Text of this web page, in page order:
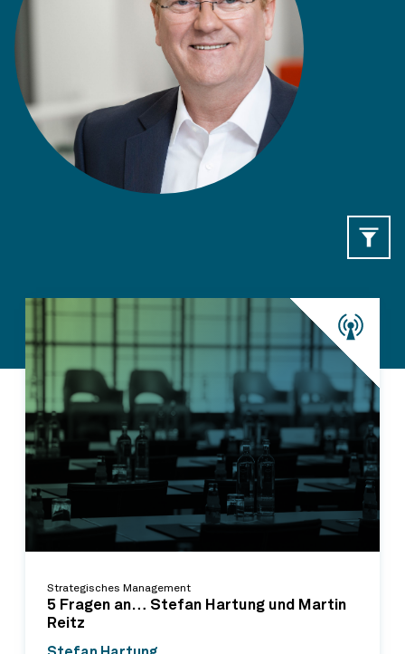
Strategisches Management
5 Fragen an… Stefan Hartung und Martin
Reitz